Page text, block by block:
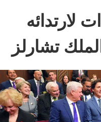
لارتدائه
تشارلز